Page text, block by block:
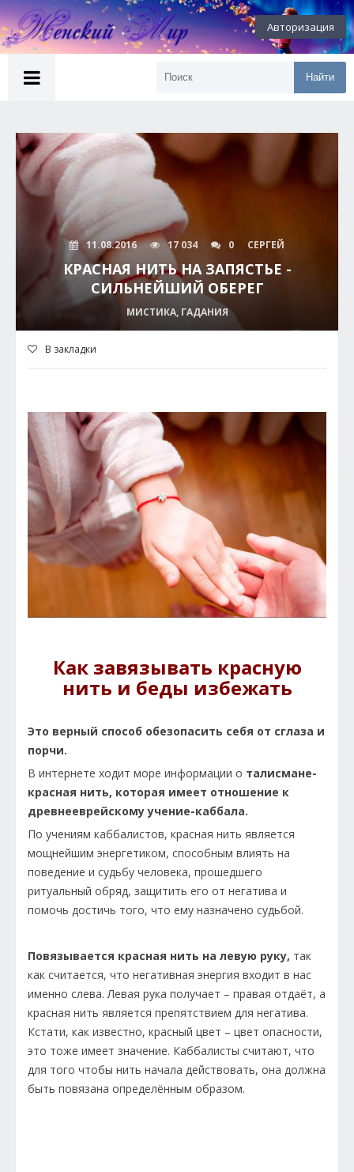
Авторизация
Найти
11.08.2016 17 034 0 СЕРГЕЙ
КРАСНАЯ НИТЬ НА ЗАПЯСТЬЕ -
СИЛЬНЕЙШИЙ ОБЕРЕГ
МИСТИКА, ГАДАНИЯ
В закладки
Как завязывать красную
нить и беды избежать
Это верный способ обезопасить себя от сглаза и
порчи.
В интернете ходит море информации о талисмане-
красная нить, которая имеет отношение к
древнееврейскому учение-каббала.
По учениям каббалистов, красная нить является
мощнейшим энергетиком, способным влиять на
поведение и судьбу человека, прошедшего
ритуальный обряд, защитить его от негатива и
помочь достичь того, что ему назначено судьбой.
Повязывается красная нить на левую руку, так
как считается, что негативная энергия входит в нас
именно слева. Левая рука получает – правая отдаёт, а
красная нить является препятствием для негатива.
Кстати, как известно, красный цвет – цвет опасности,
это тоже имеет значение. Каббалисты считают, что
для того чтобы нить начала действовать, она должна
быть повязана определённым образом.